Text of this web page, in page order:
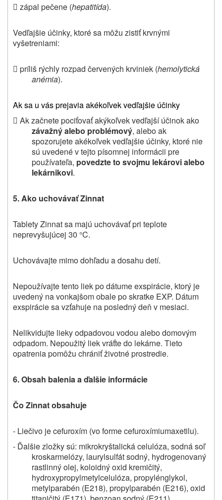
 zápal pečene (hepatitída).
Vedľajšie účinky, ktoré sa môžu zistiť krvnými
vyšetreniami:
 príliš rýchly rozpad červených krviniek (hemolytická
anémia).
Ak sa u vás prejavia akékoľvek vedľajšie účinky
 Ak začnete pociťovať akýkoľvek vedľajší účinok ako
závažný alebo problémový, alebo ak
spozorujete akékoľvek vedľajšie účinky, ktoré nie
sú uvedené v tejto písomnej informácii pre
používateľa, povedzte to svojmu lekárovi alebo
lekárnikovi.
5. Ako uchovávať Zinnat
Tablety Zinnat sa majú uchovávať pri teplote
neprevyšujúcej 30 °C.
Uchovávajte mimo dohľadu a dosahu detí.
Nepoužívajte tento liek po dátume exspirácie, ktorý je
uvedený na vonkajšom obale po skratke EXP. Dátum
exspirácie sa vzťahuje na posledný deň v mesiaci.
Nelikvidujte lieky odpadovou vodou alebo domovým
odpadom. Nepoužitý liek vráťte do lekárne. Tieto
opatrenia pomôžu chrániť životné prostredie.
6. Obsah balenia a ďalšie informácie
Čo Zinnat obsahuje
- Liečivo jecefuroxím (vo forme cefuroxímiumaxetilu).
- Ďalšie zložky sú: mikrokryštalická celulóza, sodná soľ
kroskarmelózy, laurylsulfát sodný, hydrogenovaný
rastlinný olej, koloidný oxid kremičitý,
hydroxypropylmetylcelulóza, propylénglykol,
metylparabén (E218), propylparabén (E216), oxid